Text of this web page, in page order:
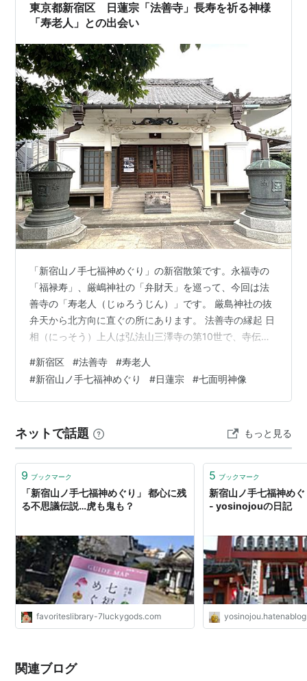
東京都新宿区 日蓮宗「法善寺」長寿を祈る神様
「寿老人」との出会い
「新宿山ノ手七福神めぐり」の新宿散策です。永福寺の
「福禄寿」、厳嶋神社の「弁財天」を巡って、今回は法
善寺の「寿老人（じゅろうじん）」です。 厳島神社の抜
弁天から北方向に直ぐの所にあります。 法善寺の縁起 日
相（にっそう）上人は弘法山三澤寺の第10世で、寺伝に
祈祷相承三澤流の流祖となった大験者です。 後に、鳥取
藩第2代藩主池田綱清が大病を患った際に日相に平癒祈願
をし、忽ち癒えた事から以後深く帰依し、本堂・庫裡・
清が大久保の鳥取藩抱屋敷付近に堂宇を建立、日相を開
山に迎え春時山光清院と称し(…
#新宿区 #法善寺 #寿老人
#新宿山ノ手七福神めぐり #日蓮宗 #七面明神像
ネットで話題 もっと見る
9 ブックマーク
「新宿山ノ手七福神めぐり」 都心に残
る不思議伝説…虎も鬼も？
favoriteslibrary-7luckygods.com
5 ブックマーク
新宿山ノ手七福神め
- yosinojouの日記
関連ブログ